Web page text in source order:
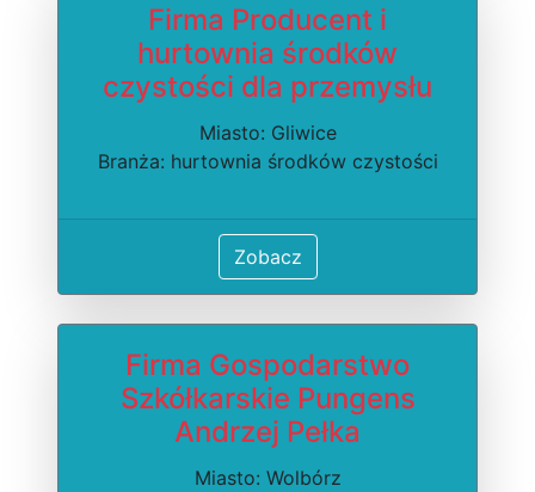
Firma Producent i
hurtownia środków
czystości dla przemysłu
Miasto: Gliwice
Branża: hurtownia środków czystości
Zobacz
Firma Gospodarstwo
Szkółkarskie Pungens
Andrzej Pełka
Miasto: Wolbórz